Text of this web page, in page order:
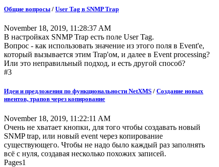
Общие вопросы / User Tag в SNMP Trap
November 18, 2019, 11:28:37 AM
В настройках SNMP Trap есть поле User Tag.
Вопрос - как использовать значение из этого поля в Event'e,
который вызывается этим Trap'ом, и далее в Event processing?
Или это неправильный подход, и есть другой способ?
#3
Идеи и предложения по функциональности NetXMS / Создание новых
ивентов, трапов через копирование
November 18, 2019, 11:22:11 AM
Очень не хватает кнопки, для того чтобы создавать новый
SNMP trap, или новый event через копирование
существующего. Чтобы не надо было каждый раз заполнять
всё с нуля, создавая несколько похожих записей.
Pages1